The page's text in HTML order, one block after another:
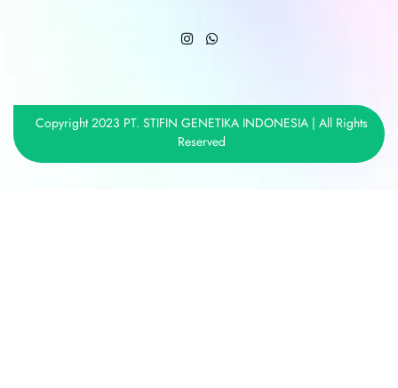
Copyright 2023 PT. STIFIN GENETIKA INDONESIA | All Rights
Reserved